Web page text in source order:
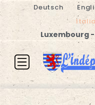
Deutsch
Luxembourg -